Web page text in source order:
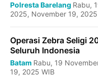
Polresta Barelang Rabu,
2025, November 19,
Operasi Zebra Seligi
Seluruh Indonesia
Batam Rabu, 19
19, 2025 WIB